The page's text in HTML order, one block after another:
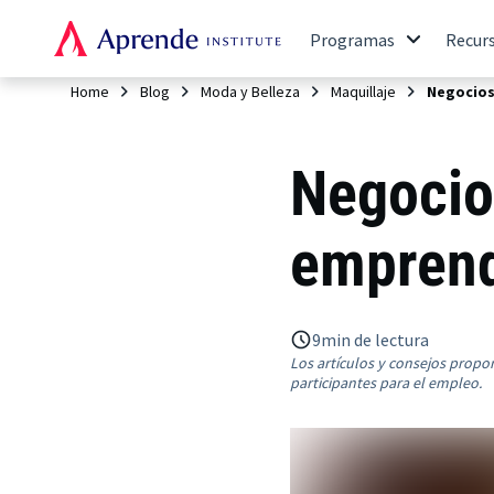
Programas
Home Blog Moda y Belleza Maquillaje
9min de lectura
Los artículos y consejos
participantes para el empleo.